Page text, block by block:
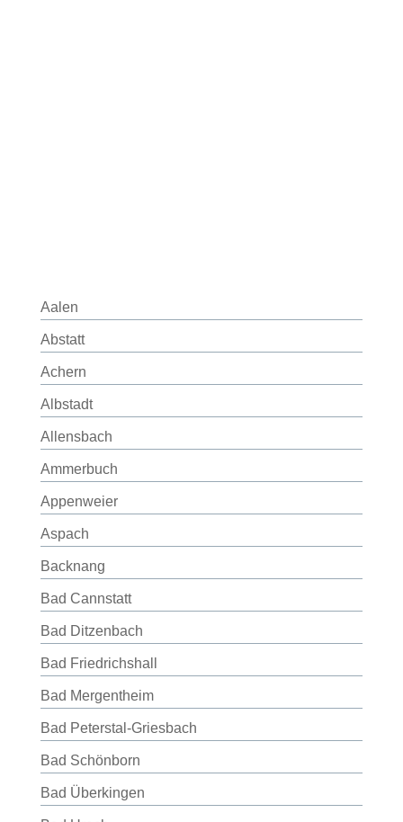
Aalen
Abstatt
Achern
Albstadt
Allensbach
Ammerbuch
Appenweier
Aspach
Backnang
Bad Cannstatt
Bad Ditzenbach
Bad Friedrichshall
Bad Mergentheim
Bad Peterstal-Griesbach
Bad Schönborn
Bad Überkingen